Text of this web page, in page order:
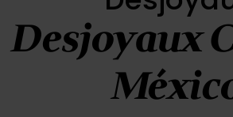
Configurer ma piscine
Demander un devis
Trouver mon partenaire
Desjoyaux